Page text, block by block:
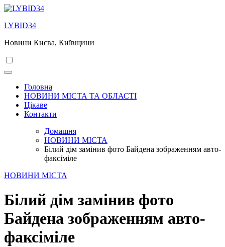
Перейти
вмісту
LYBID34
Новини Києва, Київщини
Головна
НОВИНИ МІСТА ТА ОБЛАСТІ
Цікаве
Контакти
Домашня
НОВИНИ МІСТА
Білий дім замінив фото Байдена зображенням авто-
факсіміле
НОВИНИ МІСТА
Білий дім замінив фото
Байдена зображенням авто-
факсіміле